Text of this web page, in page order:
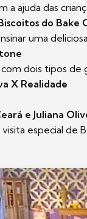
a ajuda das
do Bake
uma
com dois tipos de
X Realidade
e Juliana
especial de